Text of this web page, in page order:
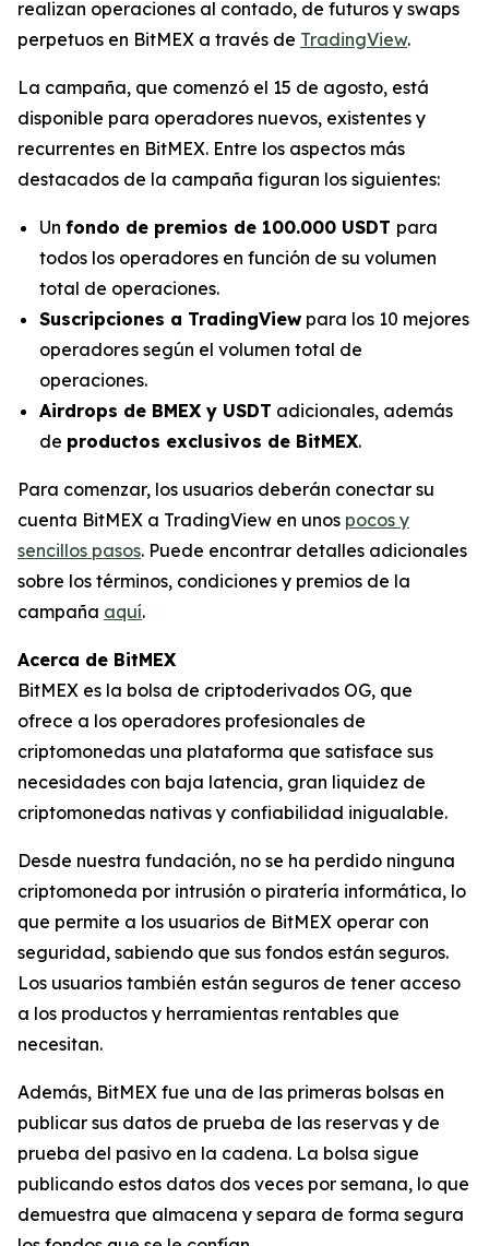
realizan operaciones al contado, de futuros y swaps
perpetuos en BitMEX a través de TradingView.
La campaña, que comenzó el 15 de agosto, está
disponible para operadores nuevos, existentes y
recurrentes en BitMEX. Entre los aspectos más
destacados de la campaña figuran los siguientes:
Un fondo de premios de 100.000 USDT para
todos los operadores en función de su volumen
total de operaciones.
Suscripciones a TradingView para los 10 mejores
operadores según el volumen total de
operaciones.
Airdrops de BMEX y USDT adicionales, además
de productos exclusivos de BitMEX.
Para comenzar, los usuarios deberán conectar su
cuenta BitMEX a TradingView en unos pocos y
sencillos pasos. Puede encontrar detalles adicionales
sobre los términos, condiciones y premios de la
campaña aquí.
Acerca de BitMEX
BitMEX es la bolsa de criptoderivados OG, que
ofrece a los operadores profesionales de
criptomonedas una plataforma que satisface sus
necesidades con baja latencia, gran liquidez de
criptomonedas nativas y confiabilidad inigualable.
Desde nuestra fundación, no se ha perdido ninguna
criptomoneda por intrusión o piratería informática, lo
que permite a los usuarios de BitMEX operar con
seguridad, sabiendo que sus fondos están seguros.
Los usuarios también están seguros de tener acceso
a los productos y herramientas rentables que
necesitan.
Además, BitMEX fue una de las primeras bolsas en
publicar sus datos de prueba de las reservas y de
prueba del pasivo en la cadena. La bolsa sigue
publicando estos datos dos veces por semana, lo que
demuestra que almacena y separa de forma segura